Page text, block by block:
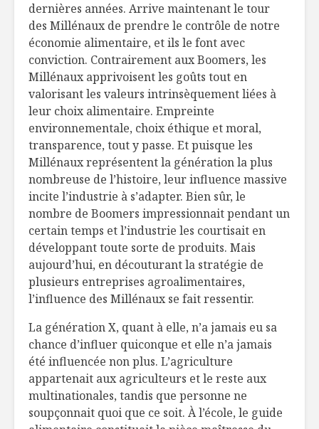
dernières années. Arrive maintenant le tour
des Millénaux de prendre le contrôle de notre
économie alimentaire, et ils le font avec
conviction. Contrairement aux Boomers, les
Millénaux apprivoisent les goûts tout en
valorisant les valeurs intrinsèquement liées à
leur choix alimentaire. Empreinte
environnementale, choix éthique et moral,
transparence, tout y passe. Et puisque les
Millénaux représentent la génération la plus
nombreuse de l’histoire, leur influence massive
incite l’industrie à s’adapter. Bien sûr, le
nombre de Boomers impressionnait pendant un
certain temps et l’industrie les courtisait en
développant toute sorte de produits. Mais
aujourd’hui, en découturant la stratégie de
plusieurs entreprises agroalimentaires,
l’influence des Millénaux se fait ressentir.
La génération X, quant à elle, n’a jamais eu sa
chance d’influer quiconque et elle n’a jamais
été influencée non plus. L’agriculture
appartenait aux agriculteurs et le reste aux
multinationales, tandis que personne ne
soupçonnait quoi que ce soit. À l’école, le guide